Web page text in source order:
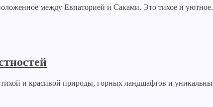
между Евпаторией и Саками. Это тихое и
и красивой природы, горных ландшафтов и